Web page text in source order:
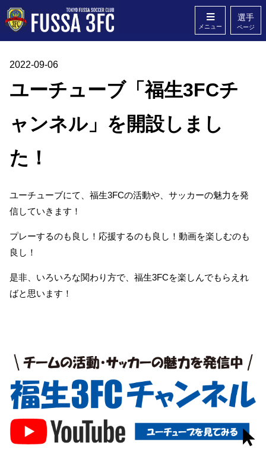
メニュー
ホーム
スタッフ Q&A
無料体験 お問い合わせ
選手
ページ
2022-09-06
ユーチューブ「福生3FCチ
ャンネル」を開設しまし
た！
ユーチューブにて、福生3FCの活動や、サッカーの魅力を発
信していきます！
プレーするのも良し！応援するのも良し！動画を楽しむのも
良し！
是非、いろいろな関わり方で、福生3FCを楽しんでもらえれ
ばと思います！